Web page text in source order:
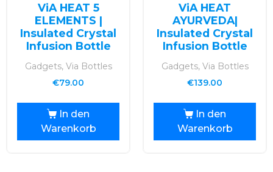
ViA HEAT 5
ELEMENTS |
Insulated Crystal
Infusion Bottle
Gadgets, Via Bottles
€79.00
In den
Warenkorb
ViA HEAT
AYURVEDA|
Insulated Crystal
Infusion Bottle
Gadgets, Via Bottles
€139.00
In den
Warenkorb